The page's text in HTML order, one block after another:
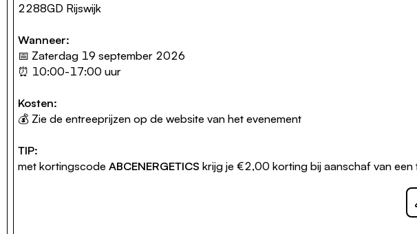
2288GD Rijswijk
Wanneer:
📅 Zaterdag 19 september 2026
⏰ 10:00-17:00 uur
Kosten:
💰 Zie de entreeprijzen op de website van het evenement
TIP:
met kortingscode ABCENERGETICS krijg je €2,00 korting bij aanschaf van